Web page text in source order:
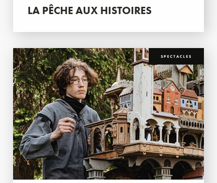
LA PÊCHE AUX HISTOIRES
SPECTACLES